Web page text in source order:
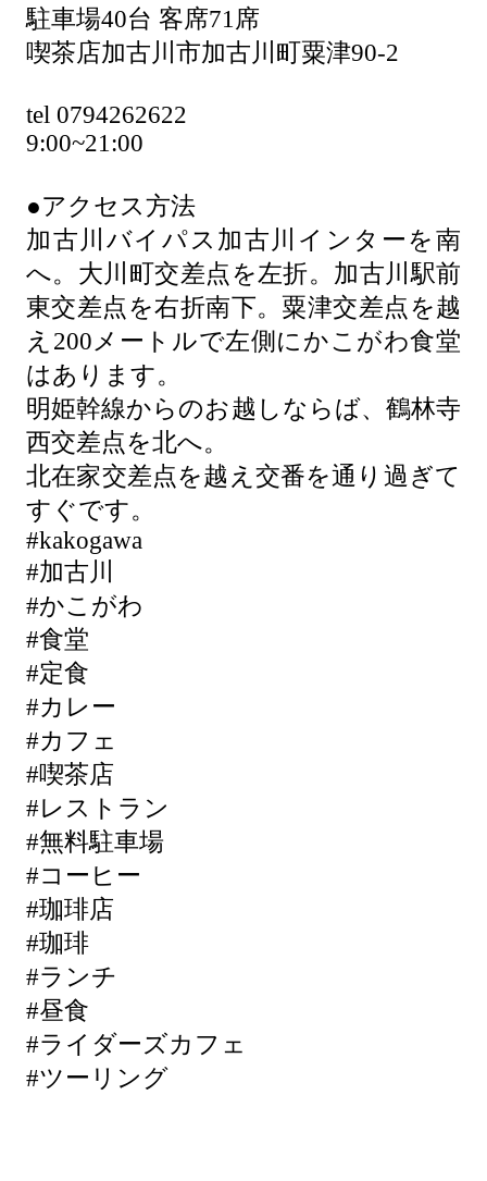
駐車場40台 客席71席
喫茶店加古川市加古川町粟津90-2
tel 0794262622
9:00~21:00
●アクセス方法
加古川バイパス加古川インターを南
へ。大川町交差点を左折。加古川駅前
東交差点を右折南下。粟津交差点を越
え200メートルで左側にかこがわ食堂
はあります。
明姫幹線からのお越しならば、鶴林寺
西交差点を北へ。
北在家交差点を越え交番を通り過ぎて
すぐです。
#kakogawa
#加古川
#かこがわ
#食堂
#定食
#カレー
#カフェ
#喫茶店
#レストラン
#無料駐車場
#コーヒー
#珈琲店
#珈琲
#ランチ
#昼食
#ライダーズカフェ
#ツーリング